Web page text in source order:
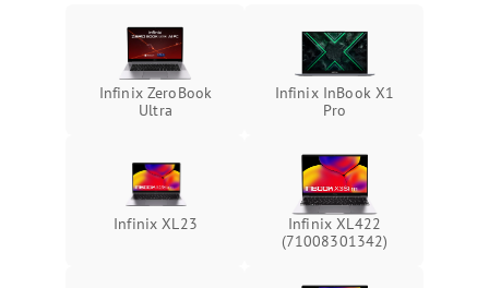
оперативной памяти:
вылеты приложений,
синие экраны
Подробнее →
Проблемы Wi‑Fi или
Infinix ZeroBook
Ultra
Infinix InBook X1
Pro
Infinix XL23
Infinix XL422
(71008301342)